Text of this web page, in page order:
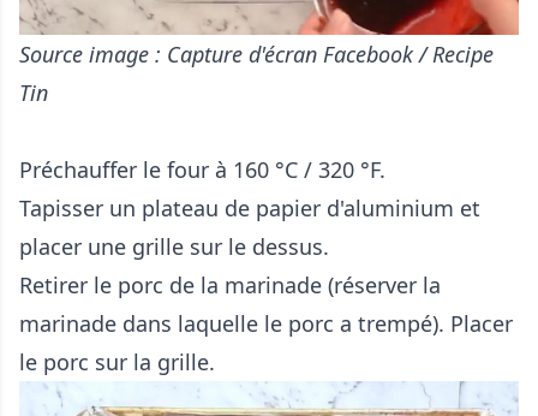
Source image : Capture d'écran Facebook / Recipe
Tin
Préchauffer le four à 160 °C / 320 °F.
Tapisser un plateau de papier d'aluminium et
placer une grille sur le dessus.
Retirer le porc de la marinade (réserver la
marinade dans laquelle le porc a trempé). Placer
le porc sur la grille.